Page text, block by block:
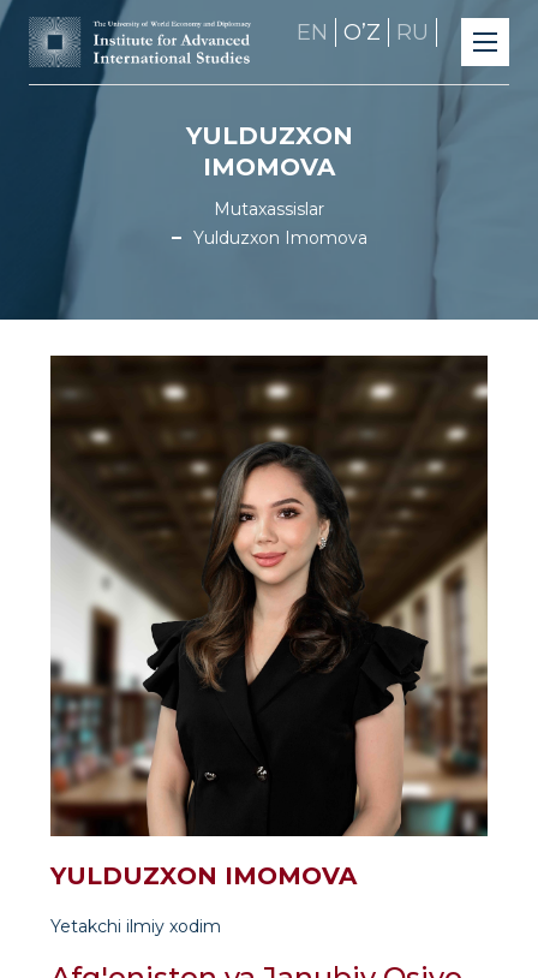
EN OʼZ RU
YULDUZXON
IMOMOVA
Mutaxassislar
Yulduzxon Imomova
YULDUZXON IMOMOVA
Yetakchi ilmiy xodim